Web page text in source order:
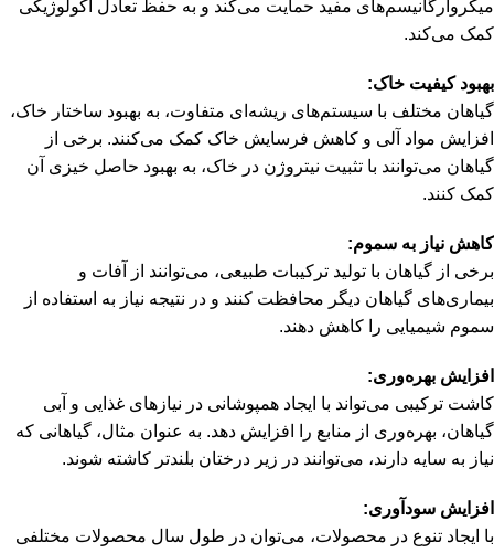
میکروارگانیسم‌های مفید حمایت می‌کند و به حفظ تعادل اکولوژیکی
کمک می‌کند.
بهبود کیفیت خاک:
گیاهان مختلف با سیستم‌های ریشه‌ای متفاوت، به بهبود ساختار خاک،
افزایش مواد آلی و کاهش فرسایش خاک کمک می‌کنند. برخی از
گیاهان می‌توانند با تثبیت نیتروژن در خاک، به بهبود حاصل خیزی آن
کمک کنند.
کاهش نیاز به سموم:
برخی از گیاهان با تولید ترکیبات طبیعی، می‌توانند از آفات و
بیماری‌های گیاهان دیگر محافظت کنند و در نتیجه نیاز به استفاده از
سموم شیمیایی را کاهش دهند.
افزایش بهره‌وری:
کاشت ترکیبی می‌تواند با ایجاد همپوشانی در نیازهای غذایی و آبی
گیاهان، بهره‌وری از منابع را افزایش دهد. به عنوان مثال، گیاهانی که
نیاز به سایه دارند، می‌توانند در زیر درختان بلندتر کاشته شوند.
افزایش سودآوری:
با ایجاد تنوع در محصولات، می‌توان در طول سال محصولات مختلفی